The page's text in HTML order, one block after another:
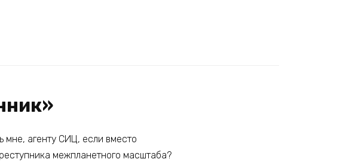
мне, агенту СИЦ, если вместо
межпланетного масштаба?